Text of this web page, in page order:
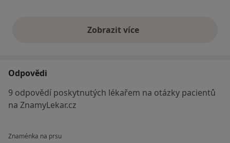
Zobrazit vícevýše uvedené názory
Odpovědi
9 odpovědí poskytnutých lékařem na otázky pacientů
na ZnamyLekar.cz
Znaménka na prsu